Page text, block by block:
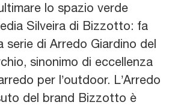
lo spazio verde
Silveira di Bizzotto: fa
serie di Arredo Giardino del
sinonimo di eccellenza
per l’outdoor. L’Arredo
del brand Bizzotto è